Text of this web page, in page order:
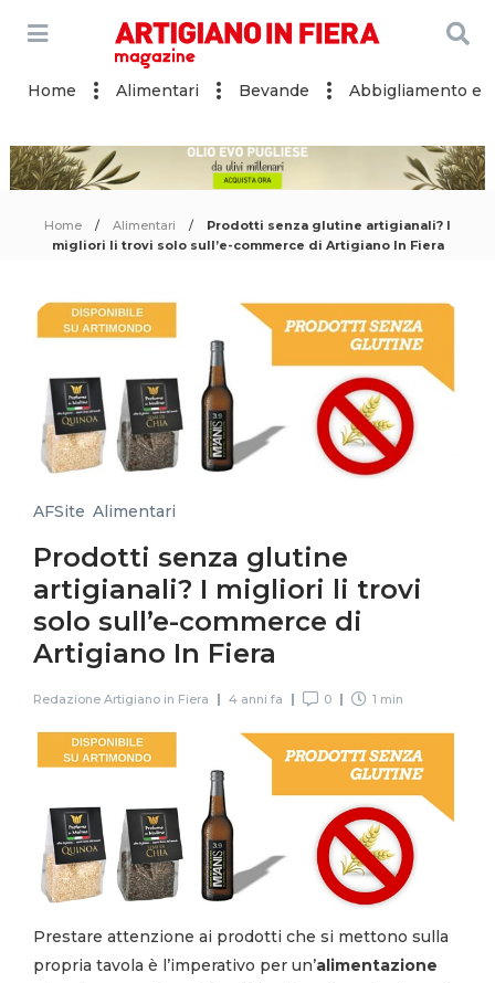
Home Alimentari Bevande Abbigliamento e
Home Alimentari
Prodotti senza glutine artigianali? I
migliori li trovi solo sull’e-commerce di Artigiano In Fiera
AFSite Alimentari
Prodotti senza glutine
artigianali? I migliori li trovi
solo sull’e-commerce di
Artigiano In Fiera
Redazione Artigiano in Fiera 4 anni fa 0 1 min
Prestare attenzione ai prodotti che si mettono sulla
propria tavola è l’imperativo per un’alimentazione